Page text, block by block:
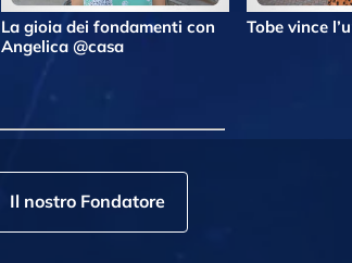
La gioia dei fondamenti con
Angelica @casa
Tobe vince
Il nostro Fondatore